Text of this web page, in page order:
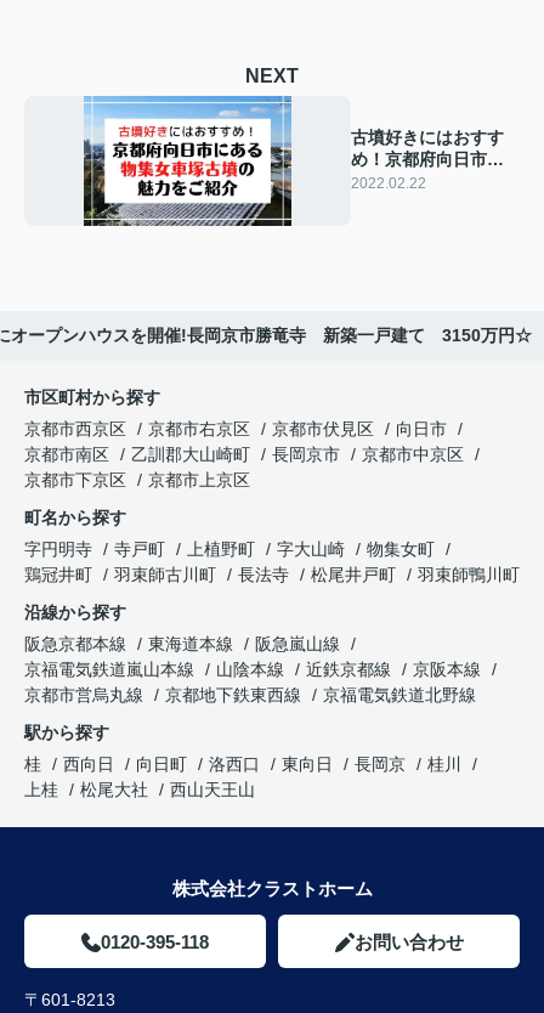
NEXT
古墳好きにはおすす
め！京都府向日市に
ある物集女車塚古墳
2022.02.22
オープンハウスを開催!長岡京市勝竜寺 新築一戸建て 3150万円☆
市区町村から探す
京都市西京区
京都市右京区 京都市伏見区
向日市
京都市南区
乙訓郡大山崎町 長岡京市
京都市中京区
京都市下京区
京都市上京区
町名から探す
字円明寺
寺戸町 上植野町 字大山崎
物集女町
鶏冠井町
羽束師古川町 長法寺 松尾井戸町
羽束師鴨川町
沿線から探す
阪急京都本線
東海道本線
阪急嵐山線
京福電気鉄道嵐山本線
山陰本線 近鉄京都線
京阪本線
京都市営烏丸線
京都地下鉄東西線
京福電気鉄道北野線
駅から探す
桂
西向日 向日町 洛西口 東向日 長岡京
桂川
上桂
松尾大社 西山天王山
株式会社クラストホーム
0120-395-118 お問い合わせ
〒601-8213